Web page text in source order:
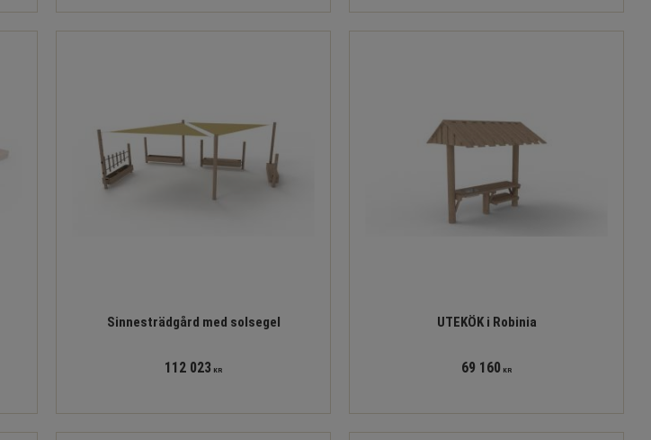
Sinnesträdgård med solsegel
112 023 KR
UTEKÖK i Robinia
69 160 KR